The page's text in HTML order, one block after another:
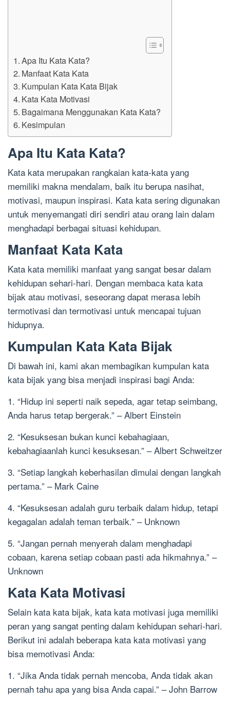
Apa Itu Kata Kata?
Manfaat Kata Kata
Kumpulan Kata Kata Bijak
Kata Kata Motivasi
Bagaimana Menggunakan Kata Kata?
Kesimpulan
Apa Itu Kata Kata?
Kata kata merupakan rangkaian kata-kata yang
memiliki makna mendalam, baik itu berupa nasihat,
motivasi, maupun inspirasi. Kata kata sering digunakan
untuk menyemangati diri sendiri atau orang lain dalam
menghadapi berbagai situasi kehidupan.
Manfaat Kata Kata
Kata kata memiliki manfaat yang sangat besar dalam
kehidupan sehari-hari. Dengan membaca kata kata
bijak atau motivasi, seseorang dapat merasa lebih
termotivasi dan termotivasi untuk mencapai tujuan
hidupnya.
Kumpulan Kata Kata Bijak
Di bawah ini, kami akan membagikan kumpulan kata
kata bijak yang bisa menjadi inspirasi bagi Anda:
1. “Hidup ini seperti naik sepeda, agar tetap seimbang,
Anda harus tetap bergerak.” – Albert Einstein
2. “Kesuksesan bukan kunci kebahagiaan,
kebahagiaanlah kunci kesuksesan.” – Albert Schweitzer
3. “Setiap langkah keberhasilan dimulai dengan langkah
pertama.” – Mark Caine
4. “Kesuksesan adalah guru terbaik dalam hidup, tetapi
kegagalan adalah teman terbaik.” – Unknown
5. “Jangan pernah menyerah dalam menghadapi
cobaan, karena setiap cobaan pasti ada hikmahnya.” –
Unknown
Kata Kata Motivasi
Selain kata kata bijak, kata kata motivasi juga memiliki
peran yang sangat penting dalam kehidupan sehari-hari.
Berikut ini adalah beberapa kata kata motivasi yang
bisa memotivasi Anda:
1. “Jika Anda tidak pernah mencoba, Anda tidak akan
pernah tahu apa yang bisa Anda capai.” – John Barrow